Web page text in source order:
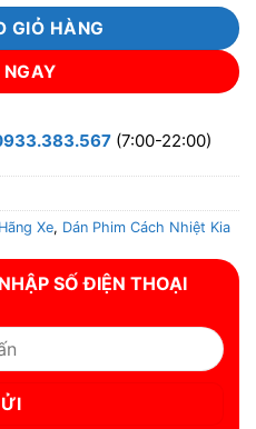
GIỎ HÀNG
(7:00-22:00)
Xe, Dán Phim Cách Nhiệt Kia
SỐ ĐIỆN THOẠI